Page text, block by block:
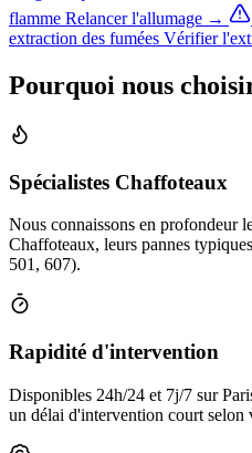
flamme Relancer l'allumage →
extraction des fumées Vérifier
Pourquoi nous
Spécialistes Chaffoteaux
Nous connaissons en profondeur
Chaffoteaux, leurs pannes
501, 607).
Rapidité d'intervention
Disponibles 24h/24 et 7j/7 sur
un délai d'intervention court selon